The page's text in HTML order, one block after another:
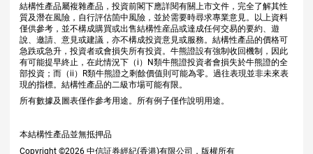
結構性產品屬複雜產品，投資前閣下應詳閱有關上市文件，完全了解其性
質及潛在風險，自行評估箇中風險，並於需要時尋求專業意見。以上資料
僅供參考，並不構成購買或出售結構性産品或達成任何交易的要約、遊
說、邀請、意見或建議，亦不構成投資意見或服務。結構性產品的價格可
急跌或急升，投資者或會損失所有投資。牛熊證設有強制收回機制，因此
有可能提早終止，在此情況下（i）N類牛熊證投資者會損失於牛熊證的全
部投資；而（ii）R類牛熊證之剩餘價值則可能為零。過往表現並非未來表
現的指標。結構性產品的二級市場可能有限。
所有數據及圖表僅作參考用途。所有例子僅作說明用途。
本結構性產品並無抵押品
Copyright ©2026 中信証券經紀(香港)有限公司，版權所有